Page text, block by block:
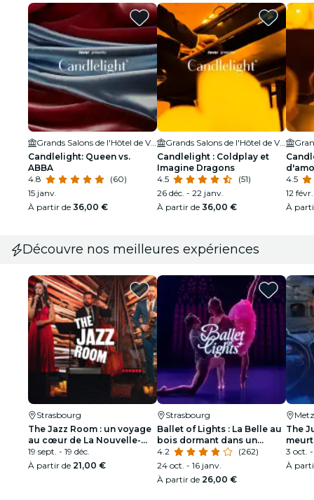
Grands Salons de l'Hôtel de Ville
Candlelight: Queen vs.
ABBA
4.8
(60)
15 janv.
À partir de 36,00 €
Grands Salons de l'Hôtel de Ville
Candlelight : Coldplay et
Imagine Dragons
4.5
(51)
26 déc. - 22 janv.
À partir de 36,00 €
tirées
4.5
12 févr.
À
Découvre nos meilleures expériences
Strasbourg
The Jazz Room : un voyage
au cœur de La Nouvelle-
Orléans
19 sept. - 19 déc.
À partir de 21,00 €
Strasbourg
Ballet of Lights : La Belle au
bois dormant dans un
spectacle étincelant
4.2
(262)
24 oct. - 16 janv.
À partir de 26,00 €
Metz
The
3 oct.
À